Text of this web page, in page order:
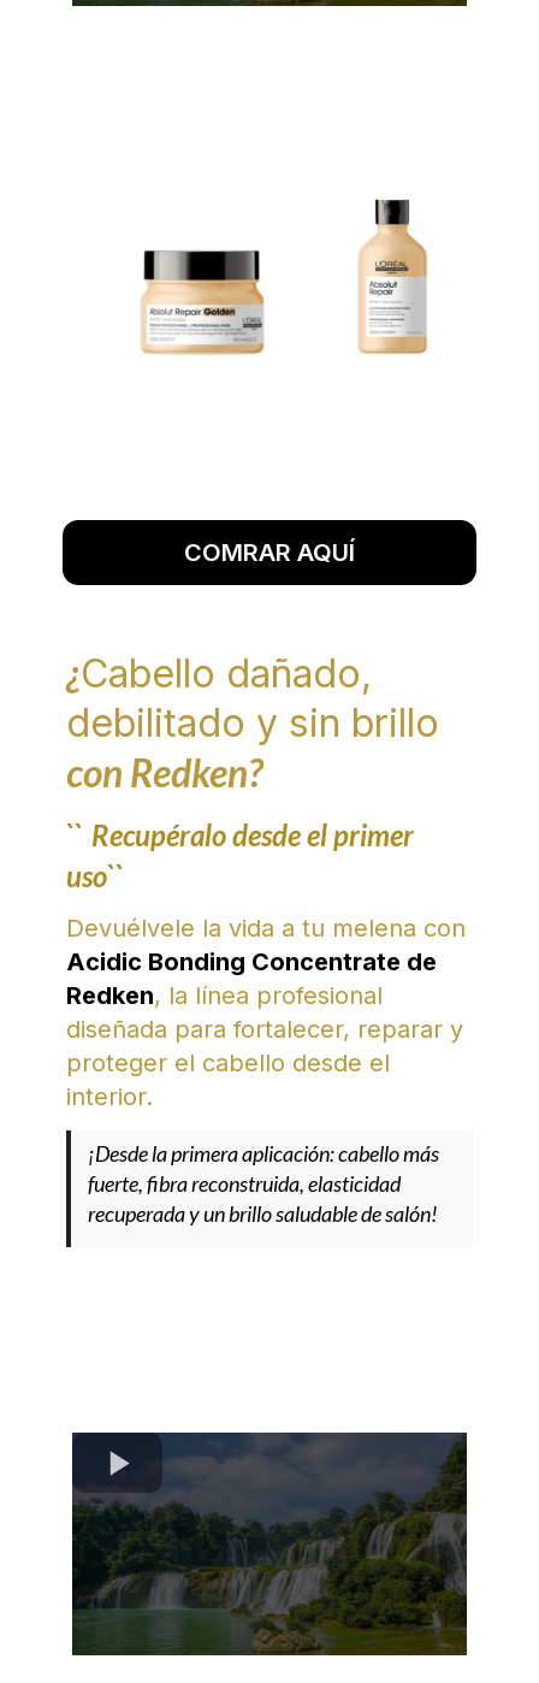
COMRAR AQUÍ
¿Cabello dañado,
debilitado y sin brillo
con Redken?
`` Recupéralo desde el primer
uso``
Devuélvele la vida a tu melena con
Acidic Bonding Concentrate de
Redken, la línea profesional
diseñada para fortalecer, reparar y
proteger el cabello desde el
interior.
¡Desde la primera aplicación: cabello más
fuerte, fibra reconstruida, elasticidad
recuperada y un brillo saludable de salón!